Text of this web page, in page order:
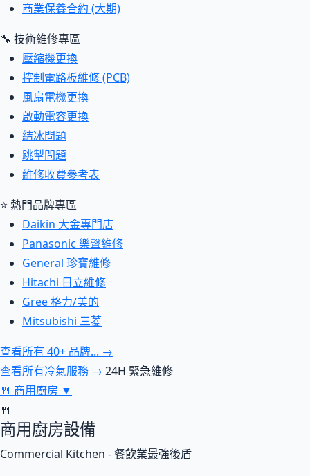
商業保養合約 (大期)
🔧 技術維修專區
壓縮機更換
控制電路板維修 (PCB)
風扇電機更換
啟動電容更換
結冰問題
跳掣問題
維修收費參考表
⭐ 熱門品牌專區
Daikin 大金專門店
Panasonic 樂聲維修
General 珍寶維修
Hitachi 日立維修
Gree 格力/美的
Mitsubishi 三菱
查看所有 40+ 品牌... →
查看所有冷氣服務 → 24H 緊急維修
🍴 商用廚房 ▼
🍴
商用廚房設備
Commercial Kitchen - 餐飲業最強後盾